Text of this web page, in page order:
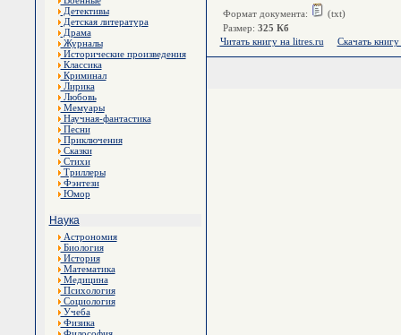
Детективы
Детская литература
Драма
Журналы
Исторические произведения
Классика
Криминал
Лирика
Любовь
Мемуары
Научная-фантастика
Песни
Приключения
Сказки
Стихи
Триллеры
Фэнтези
Юмор
Наука
Астрономия
Биология
История
Математика
Медицина
Психология
Социология
Учеба
Физика
Формат документа:
(txt)
Размер: 325 Кб
Читать книгу на litres.ru
Скачать